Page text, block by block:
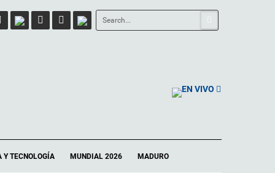
EN VIVO
Y TECNOLOGÍA MUNDIAL 2026 MADURO